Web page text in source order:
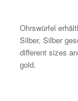
Ohrswürfel
Silber, Silber
different sizes
gold.